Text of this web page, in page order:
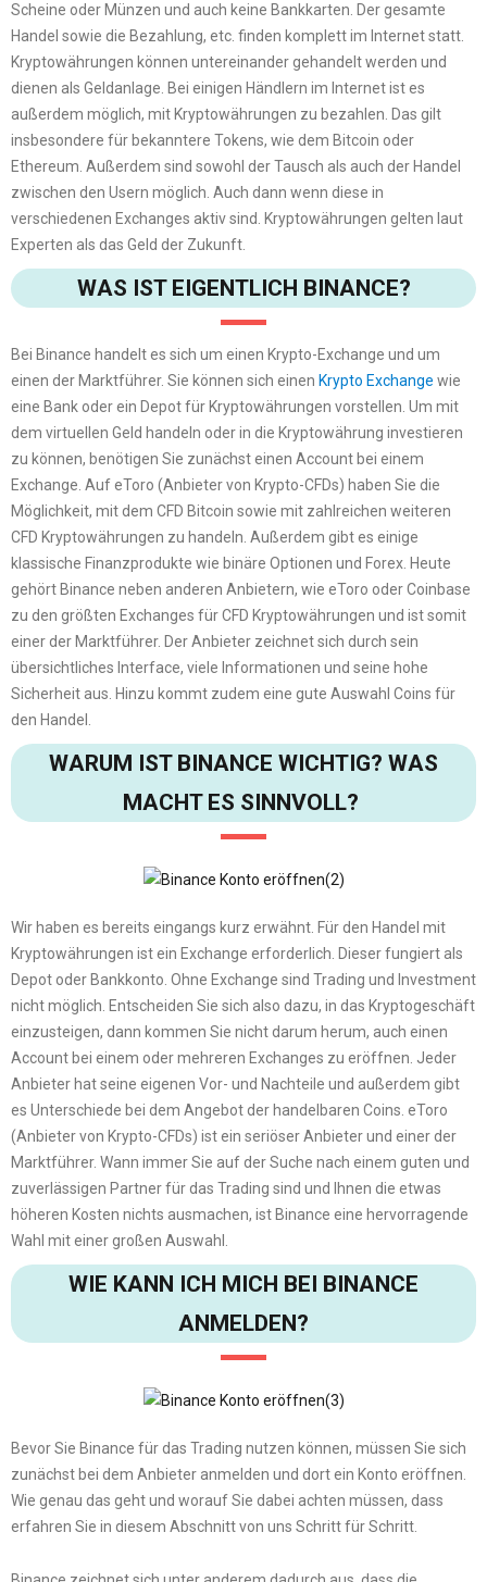
Scheine oder Münzen und auch keine Bankkarten. Der gesamte
Handel sowie die Bezahlung, etc. finden komplett im Internet statt.
Kryptowährungen können untereinander gehandelt werden und
dienen als Geldanlage. Bei einigen Händlern im Internet ist es
außerdem möglich, mit Kryptowährungen zu bezahlen. Das gilt
insbesondere für bekanntere Tokens, wie dem Bitcoin oder
Ethereum. Außerdem sind sowohl der Tausch als auch der Handel
zwischen den Usern möglich. Auch dann wenn diese in
verschiedenen Exchanges aktiv sind. Kryptowährungen gelten laut
Experten als das Geld der Zukunft.
WAS IST EIGENTLICH BINANCE?
Bei Binance handelt es sich um einen Krypto-Exchange und um
einen der Marktführer. Sie können sich einen Krypto Exchange wie
eine Bank oder ein Depot für Kryptowährungen vorstellen. Um mit
dem virtuellen Geld handeln oder in die Kryptowährung investieren
zu können, benötigen Sie zunächst einen Account bei einem
Exchange. Auf eToro (Anbieter von Krypto-CFDs) haben Sie die
Möglichkeit, mit dem CFD Bitcoin sowie mit zahlreichen weiteren
CFD Kryptowährungen zu handeln. Außerdem gibt es einige
klassische Finanzprodukte wie binäre Optionen und Forex. Heute
gehört Binance neben anderen Anbietern, wie eToro oder Coinbase
zu den größten Exchanges für CFD Kryptowährungen und ist somit
einer der Marktführer. Der Anbieter zeichnet sich durch sein
übersichtliches Interface, viele Informationen und seine hohe
Sicherheit aus. Hinzu kommt zudem eine gute Auswahl Coins für
den Handel.
WARUM IST BINANCE WICHTIG? WAS
MACHT ES SINNVOLL?
Wir haben es bereits eingangs kurz erwähnt. Für den Handel mit
Kryptowährungen ist ein Exchange erforderlich. Dieser fungiert als
Depot oder Bankkonto. Ohne Exchange sind Trading und Investment
nicht möglich. Entscheiden Sie sich also dazu, in das Kryptogeschäft
einzusteigen, dann kommen Sie nicht darum herum, auch einen
Account bei einem oder mehreren Exchanges zu eröffnen. Jeder
Anbieter hat seine eigenen Vor- und Nachteile und außerdem gibt
es Unterschiede bei dem Angebot der handelbaren Coins. eToro
(Anbieter von Krypto-CFDs) ist ein seriöser Anbieter und einer der
Marktführer. Wann immer Sie auf der Suche nach einem guten und
zuverlässigen Partner für das Trading sind und Ihnen die etwas
höheren Kosten nichts ausmachen, ist Binance eine hervorragende
Wahl mit einer großen Auswahl.
WIE KANN ICH MICH BEI BINANCE
ANMELDEN?
Bevor Sie Binance für das Trading nutzen können, müssen Sie sich
zunächst bei dem Anbieter anmelden und dort ein Konto eröffnen.
Wie genau das geht und worauf Sie dabei achten müssen, dass
erfahren Sie in diesem Abschnitt von uns Schritt für Schritt.